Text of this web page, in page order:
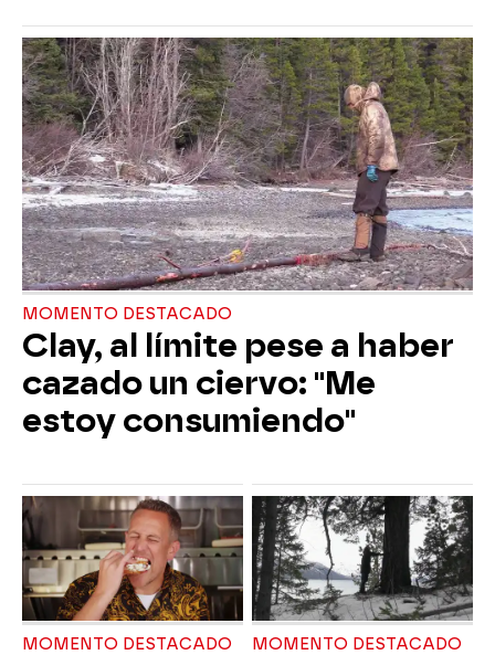
MOMENTO DESTACADO
Clay, al límite pese a haber
cazado un ciervo: "Me
estoy consumiendo"
MOMENTO DESTACADO MOMENTO DESTACADO